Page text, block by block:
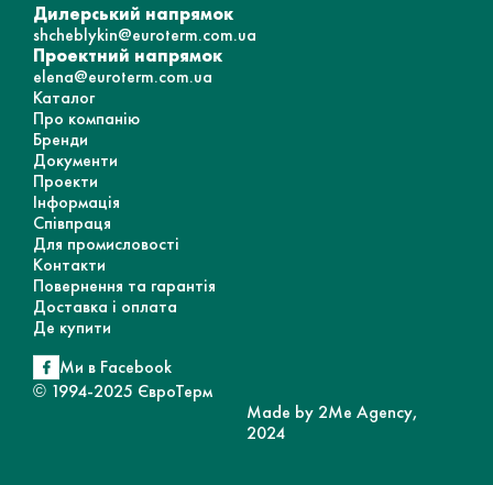
Дилерський напрямок
shcheblykin@euroterm.com.ua
Проектний напрямок
elena@euroterm.com.ua
Каталог
Про компанію
Бренди
Документи
Проекти
Інформація
Співпраця
Для промисловості
Контакти
Повернення та гарантія
Доставка і оплата
Де купити
Ми в Facebook
© 1994-2025 ЄвроТерм
Made by 2Me Agency,
2024